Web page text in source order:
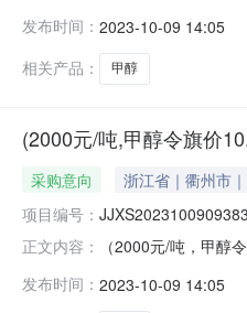
场）公布东北亚中国
发布时间： 2023-10-09 14:05
相关产品：
甲醇
(2000元/吨,甲醇令旗价
采购意向 浙江省｜衢州市
项目编号：
正文内容：
（2000元/吨，甲醇
场）公布东北亚中国
发布时间： 2023-10-09 14:05